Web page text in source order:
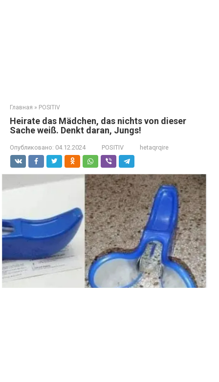
Главная » POSITIV
Heirate das Mädchen, das nichts von dieser
Sache weiß. Denkt daran, Jungs!
Опубликовано: 04.12.2024 POSITIV hetaqrqire